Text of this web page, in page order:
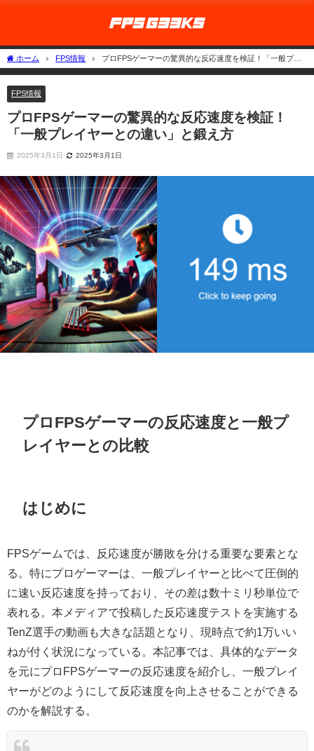
ホーム FPS情報
プロFPSゲーマーの驚異的な反応速度を検証！「一般プレ
イヤーとの違い」と鍛え方
FPS情報
プロFPSゲーマーの驚異的な反応速度を検証！
「一般プレイヤーとの違い」と鍛え方
2025年3月1日 2025年3月1日
プロFPSゲーマーの反応速度と一般プ
レイヤーとの比較
はじめに
FPSゲームでは、反応速度が勝敗を分ける重要な要素とな
る。特にプロゲーマーは、一般プレイヤーと比べて圧倒的
に速い反応速度を持っており、その差は数十ミリ秒単位で
表れる。本メディアで投稿した反応速度テストを実施する
TenZ選手の動画も大きな話題となり、現時点で約1万いい
ねが付く状況になっている。本記事では、具体的なデータ
を元にプロFPSゲーマーの反応速度を紹介し、一般プレイ
ヤーがどのようにして反応速度を向上させることができる
のかを解説する。